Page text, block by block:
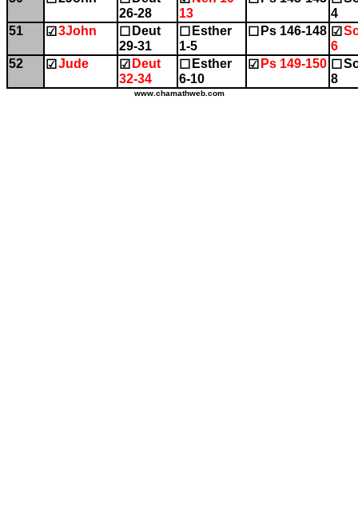
26-28
13
4
51
☑ 3John ☐ Deut
29-31
☐ Esther
1-5
☐ Ps 146-148 ☑
6
52
☑ Jude ☑ Deut
32-34
☐ Esther
6-10
☑ Ps 149-150 ☐
8
www.chamathweb.com